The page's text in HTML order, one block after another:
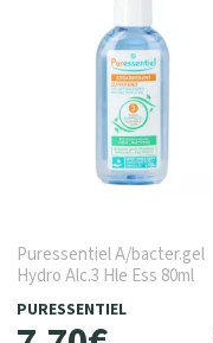
Puressentiel A/bacter.gel
Hydro Alc.3 Hle Ess 80ml
PURESSENTIEL